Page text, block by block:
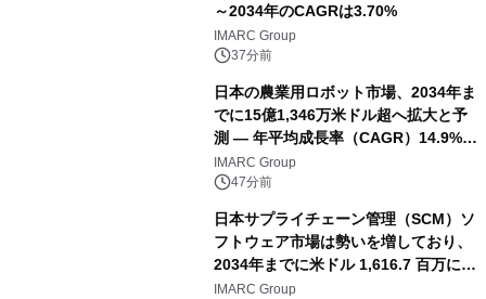
～2034年のCAGRは3.70%
IMARC Group
37分前
日本の農業用ロボット市場、2034年ま
でに15億1,346万米ドル超へ拡大と予
測 ― 年平均成長率（CAGR）14.9%を
記録
IMARC Group
47分前
日本サプライチェーン管理（SCM）ソ
フトウェア市場は勢いを増しており、
2034年までに米ドル 1,616.7 百万に達
し、CAGR 3.42%で成長すると予測
IMARC Group